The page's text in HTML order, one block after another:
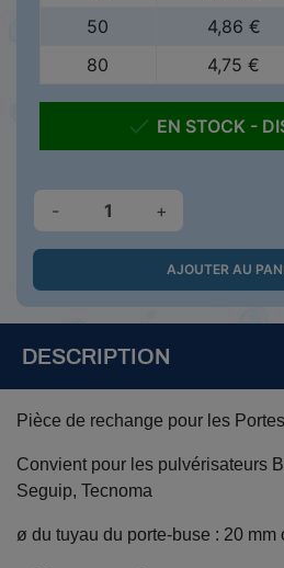
50
4,86 €
80
4,75 €
 EN STOCK -
- +
AJOUTER AU
DESCRIPTION
Pièce de rechange pour les
Convient pour les pulvérisateurs
Seguip, Tecnoma
ø du tuyau du porte-buse : 20 mm